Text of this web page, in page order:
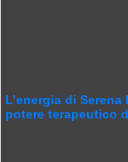
L’energia di
potere terapeutico